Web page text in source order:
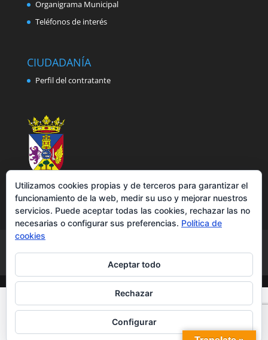
Organigrama Municipal
Teléfonos de interés
CIUDADANÍA
Perfil del contratante
Política de cookies
Accesibilidad
Utilizamos cookies propias y de terceros para garantizar el
funcionamiento de la web, medir su uso y mejorar nuestros
servicios. Puede aceptar todas las cookies, rechazar las no
necesarias o configurar sus preferencias. Política de
cookies
Aceptar todo
Rechazar
Configurar